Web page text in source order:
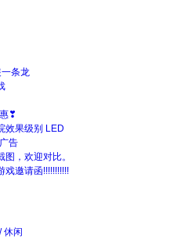
条龙
❣
效果级别 LED
告
，欢迎对比。
戏邀请函!!!!!!!!!!!
休闲